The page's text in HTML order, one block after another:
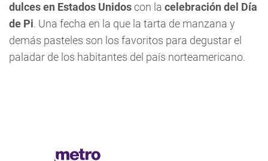
dulces en Estados Unidoscon la celebración del Día
de Pi. Una fecha en la que la tarta de manzana y
demás pasteles son los favoritos para degustar el
paladar de los habitantes del país norteamericano.